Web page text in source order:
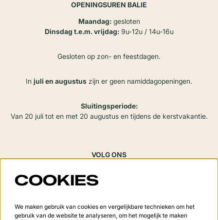
OPENINGSUREN BALIE
Maandag:gesloten
Dinsdag t.e.m. vrijdag:9u-12u / 14u-16u
Gesloten op zon- en feestdagen.
In juli en augustus zijn er geen namiddagopeningen.
Sluitingsperiode:
Van 20 juli tot en met 20 augustus en tijdens de kerstvakantie.
VOLG ONS
Meld je aan voor de nieuwsbrief
COOKIES
We maken gebruik van cookies en vergelijkbare technieken om het
gebruik van de website te analyseren, om het mogelijk te maken